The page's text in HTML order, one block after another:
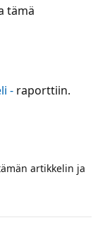
tämä
- raporttiin.
artikkelin ja